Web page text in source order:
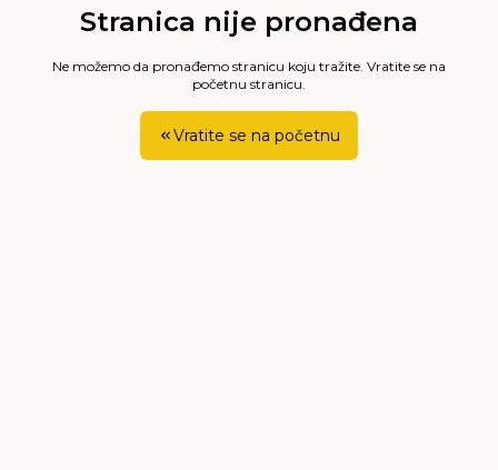
Stranica nije pronađena
Ne možemo da pronađemo stranicu koju tražite. Vratite se na
početnu stranicu.
Vratite se na početnu